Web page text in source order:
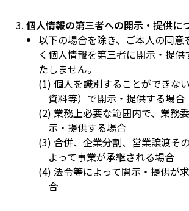
個人情報の第三者への開示・提供に
以下の場合を除き、ご本人の同意
く個人情報を第三者に開示・提供
たしません。
(1) 個人を識別することができな
資料等）で開示・提供する場合
(2) 業務上必要な範囲内で、業務
示・提供する場合
(3) 合併、企業分割、営業譲渡そ
よって事業が承継される場合
(4) 法令等によって開示・提供が
合